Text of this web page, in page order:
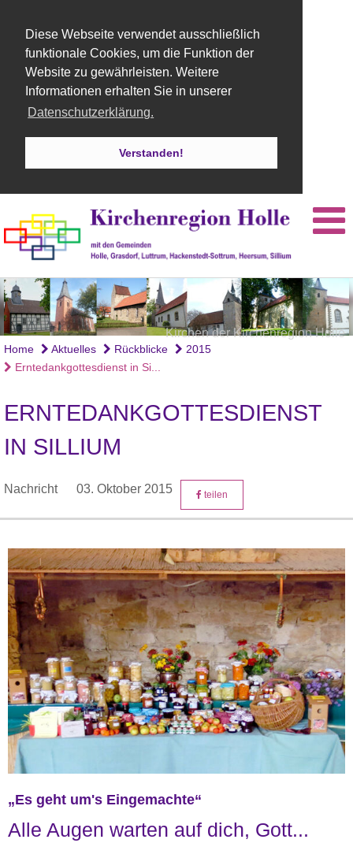
Diese Webseite verwendet ausschließlich
funktionale Cookies, um die Funktion der
Website zu gewährleisten. Weitere
Informationen erhalten Sie in unserer
Datenschutzerklärung.
Verstanden!
Kirchen der Kirchenregion Holle
Kirche Holle
Orgel St. Martins Kirche Holle
Home Aktuelles Rückblicke
2015
Erntedankgottesdienst in Si...
ERNTEDANKGOTTESDIENST
IN SILLIUM
Nachricht 03. Oktober 2015 teilen
„Es geht um's Eingemachte“
Alle Augen warten auf dich, Gott...